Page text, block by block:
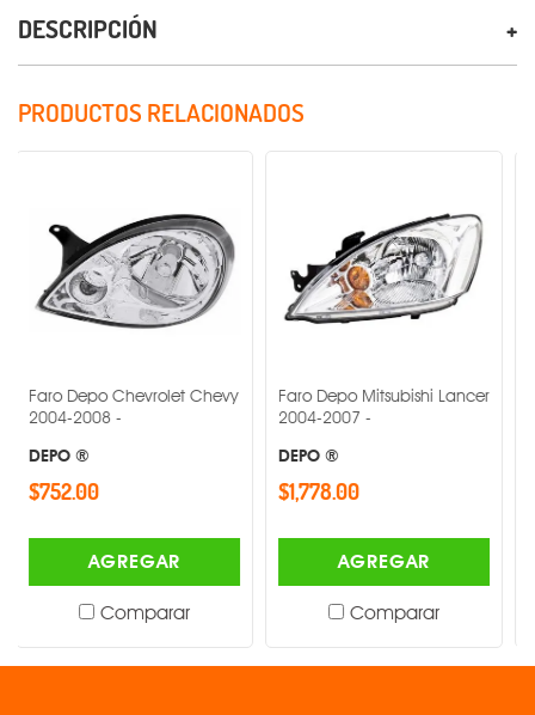
DESCRIPCIÓN
PRODUCTOS RELACIONADOS
Chevrolet Chevy
-
Comparar
Faro Depo Mitsubishi Lancer
2004-2007 -
AGREGAR
Comparar
Faro Depo